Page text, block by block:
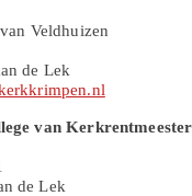
Veldhuizen
de Lek
van
de Lek